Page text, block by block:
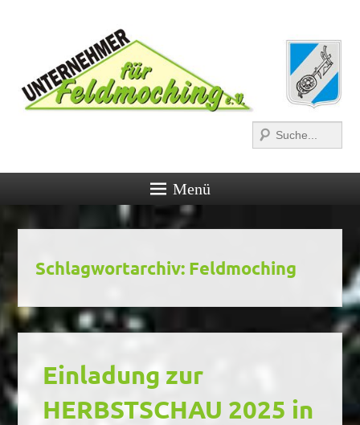
Menü
Schlagwortarchiv: Feldmoching
Einladung zur
HERBSTSCHAU 2025 in